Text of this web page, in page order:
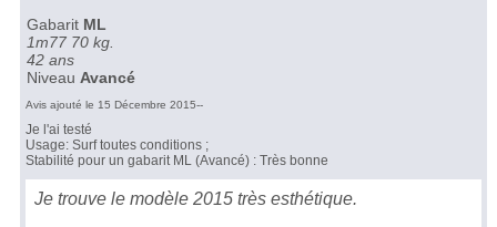
Gabarit ML
1m77 70 kg.
42 ans
Niveau Avancé
Avis ajouté le 15 Décembre 2015--
Je l'ai testé
Usage: Surf toutes conditions ;
Stabilité pour un gabarit ML (Avancé) : Très bonne
Je trouve le modèle 2015 très esthétique.